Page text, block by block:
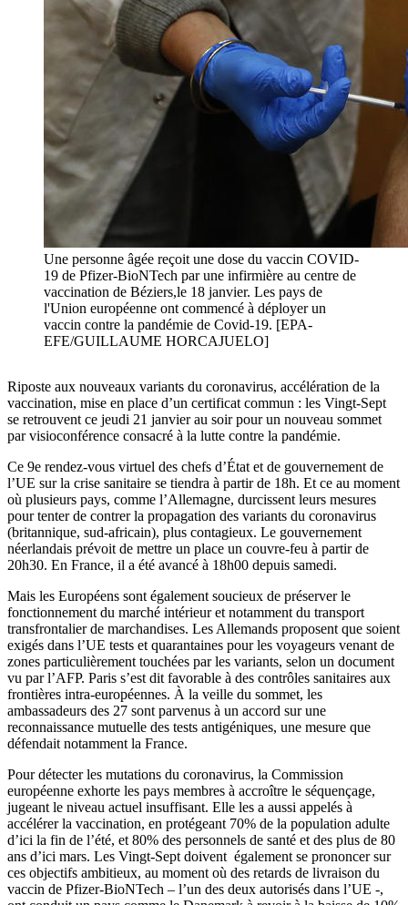
Une personne âgée reçoit une dose du vaccin COVID-
19 de Pfizer-BioNTech par une infirmière au centre de
vaccination de Béziers,le 18 janvier. Les pays de
l'Union européenne ont commencé à déployer un
vaccin contre la pandémie de Covid-19. [EPA-
EFE/GUILLAUME HORCAJUELO]
Riposte aux nouveaux variants du coronavirus, accélération de la
vaccination, mise en place d’un certificat commun : les Vingt-Sept
se retrouvent ce jeudi 21 janvier au soir pour un nouveau sommet
par visioconférence consacré à la lutte contre la pandémie.
Ce 9e rendez-vous virtuel des chefs d’État et de gouvernement de
l’UE sur la crise sanitaire se tiendra à partir de 18h. Et ce au moment
où plusieurs pays, comme l’Allemagne, durcissent leurs mesures
pour tenter de contrer la propagation des variants du coronavirus
(britannique, sud-africain), plus contagieux. Le gouvernement
néerlandais prévoit de mettre un place un couvre-feu à partir de
20h30. En France, il a été avancé à 18h00 depuis samedi.
Mais les Européens sont également soucieux de préserver le
fonctionnement du marché intérieur et notamment du transport
transfrontalier de marchandises. Les Allemands proposent que soient
exigés dans l’UE tests et quarantaines pour les voyageurs venant de
zones particulièrement touchées par les variants, selon un document
vu par l’AFP. Paris s’est dit favorable à des contrôles sanitaires aux
frontières intra-européennes. À la veille du sommet, les
ambassadeurs des 27 sont parvenus à un accord sur une
reconnaissance mutuelle des tests antigéniques, une mesure que
défendait notamment la France.
Pour détecter les mutations du coronavirus, la Commission
européenne exhorte les pays membres à accroître le séquençage,
jugeant le niveau actuel insuffisant. Elle les a aussi appelés à
accélérer la vaccination, en protégeant 70% de la population adulte
d’ici la fin de l’été, et 80% des personnels de santé et des plus de 80
ans d’ici mars. Les Vingt-Sept doivent également se prononcer sur
ces objectifs ambitieux, au moment où des retards de livraison du
vaccin de Pfizer-BioNTech – l’un des deux autorisés dans l’UE -,